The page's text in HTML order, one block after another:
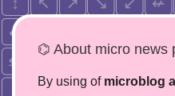
⌬ About micro news
By using of microblog